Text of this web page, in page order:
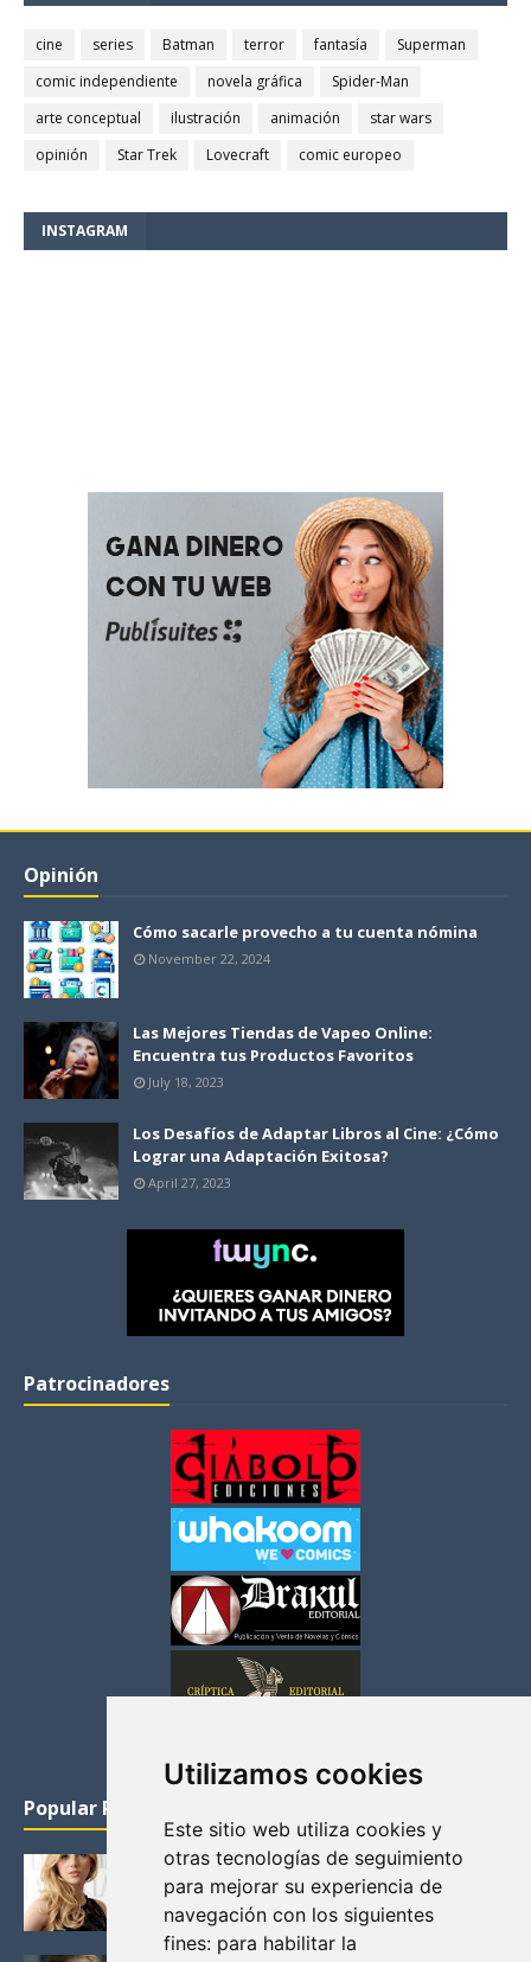
Utilizamos cookies
Este sitio web utiliza cookies y
otras tecnologías de seguimiento
para mejorar su experiencia de
navegación con los siguientes
fines: para habilitar la
cine series Batman terror fantasía
Superman
comic independiente
novela gráfica
Spider-Man
arte conceptual
ilustración animación
star wars
opinión
Star Trek Lovecraft comic europeo
INSTAGRAM
Opinión
Cómo sacarle provecho a tu cuenta nómina
November 22, 2024
Las Mejores Tiendas de Vapeo Online:
Encuentra tus Productos Favoritos
July 18, 2023
Los Desafíos de Adaptar Libros al Cine: ¿Cómo
Lograr una Adaptación Exitosa?
April 27, 2023
Patrocinadores
Popular Posts
KATHERYN WINNICK: LA ACTRIZ MAS GUAPA DE
VIKINGOS
Junio 14, 2013